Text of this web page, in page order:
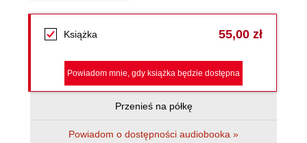
Książka 55,00 zł
Powiadom mnie, gdy książka będzie dostępna
Przenieś na półkę
Powiadom o dostępności audiobooka »